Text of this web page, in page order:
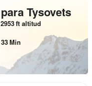
para Tysovets
2953ft altitud
33Min